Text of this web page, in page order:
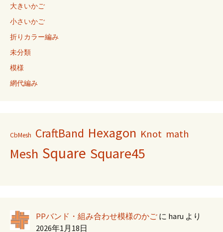
大きいかご
小さいかご
折りカラー編み
未分類
模様
網代編み
CbMesh CraftBand Hexagon Knot math
Mesh Square Square45
PPバンド・組み合わせ模様のかご に haru より
2026年1月18日